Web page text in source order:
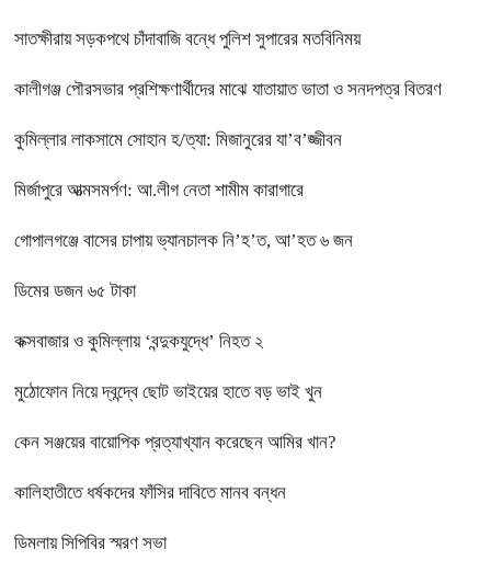
সাতক্ষীরায় সড়কপথে চাঁদাবাজি বন্ধে পুলিশ সুপারের মতবিনিময়
কালীগঞ্জ পৌরসভার প্রশিক্ষণার্থীদের মাঝে যাতায়াত ভাতা ও সনদপত্র বিতরণ
কুমিল্লার লাকসামে সোহান হ/ত্যা: মিজানুরের যা’ব’জ্জীবন
মির্জাপুরে আত্মসমর্পণ: আ.লীগ নেতা শামীম কারাগারে
গোপালগঞ্জে বাসের চাপায় ভ্যানচালক নি’হ’ত, আ’হত ৬ জন
ডিমের ডজন ৬৫ টাকা
কক্সবাজার ও কুমিল্লায় ‘বন্দুকযুদ্ধে’ নিহত ২
মুঠোফোন নিয়ে দ্বন্দ্বে ছোট ভাইয়ের হাতে বড় ভাই খুন
কেন সঞ্জয়ের বায়োপিক প্রত্যাখ্যান করেছেন আমির খান?
কালিহাতীতে ধর্ষকদের ফাঁসির দাবিতে মানব বন্ধন
ডিমলায় সিপিবির স্মরণ সভা